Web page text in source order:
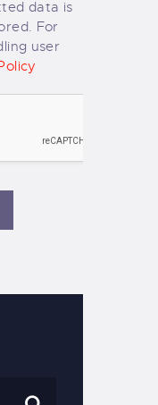
data is
For
user